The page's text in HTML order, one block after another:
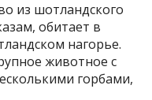
из шотландского
обитает в
нагорье.
животное с
горбами,